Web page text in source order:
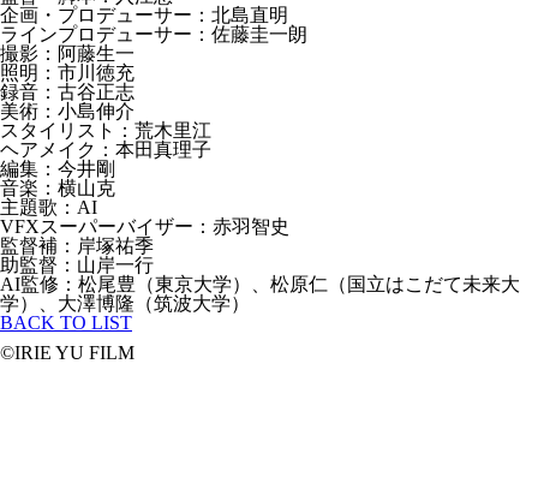
企画・プロデューサー：北島直明
ラインプロデューサー：佐藤圭一朗
撮影：阿藤生一
照明：市川徳充
録音：古谷正志
美術：小島伸介
スタイリスト：荒木里江
ヘアメイク：本田真理子
編集：今井剛
音楽：横山克
主題歌：AI
VFXスーパーバイザー：赤羽智史
監督補：岸塚祐季
助監督：山岸一行
AI監修：松尾豊（東京大学）、松原仁（国立はこだて未来大
学）、大澤博隆（筑波大学）
BACK TO LIST
©IRIE YU FILM